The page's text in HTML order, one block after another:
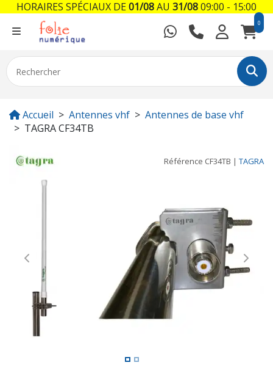
0
Accueil Antennes vhf
Antennes de base vhf
TAGRA CF34TB
Référence CF34TB | TAGRA
Previous Next
HORAIRES SPÉCIAUX DE01/08AU 31/0809:00 - 15:00